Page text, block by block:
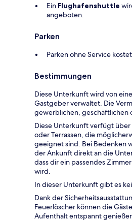
Ein Flughafenshuttle
angeboten.
Parken
Parken ohne Service
Bestimmungen
Diese Unterkunft wird von
Gastgeber verwaltet. Die
gewerblichen, geschäftlichen
Diese Unterkunft verfügt
oder Terrassen, die
geeignet sind. Bei Bedenken
der Ankunft direkt an die
dass dir ein passendes
wird.
In dieser Unterkunft gibt es
Dank der
Feuerlöscher können die
Aufenthalt entspannt